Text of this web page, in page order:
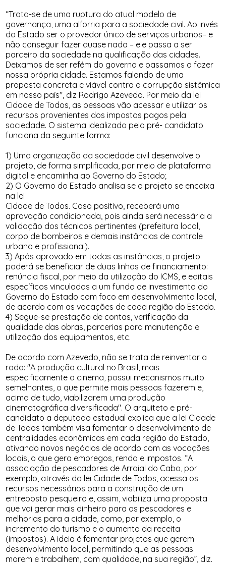
“Trata-se de uma ruptura do atual modelo de
governança, uma alforria para a sociedade civil. Ao invés
do Estado ser o provedor único de serviços urbanos– e
não conseguir fazer quase nada – ele passa a ser
parceiro da sociedade na qualificação das cidades.
Deixamos de ser refém do governo e passamos a fazer
nossa própria cidade. Estamos falando de uma
proposta concreta e viável contra a corrupção sistêmica
em nosso país", diz Rodrigo Azevedo. Por meio da lei
Cidade de Todos, as pessoas vão acessar e utilizar os
recursos provenientes dos impostos pagos pela
sociedade. O sistema idealizado pelo pré- candidato
funciona da seguinte forma:
1) Uma organização da sociedade civil desenvolve o
projeto, de forma simplificada, por meio de plataforma
digital e encaminha ao Governo do Estado;
2) O Governo do Estado analisa se o projeto se encaixa
na lei
Cidade de Todos. Caso positivo, receberá uma
aprovação condicionada, pois ainda será necessária a
validação dos técnicos pertinentes (prefeitura local,
corpo de bombeiros e demais instâncias de controle
urbano e profissional).
3) Após aprovado em todas as instâncias, o projeto
poderá se beneficiar de duas linhas de financiamento:
renúncia fiscal, por meio da utilização do ICMS, e editais
específicos vinculados a um fundo de investimento do
Governo do Estado com foco em desenvolvimento local,
de acordo com as vocações de cada região do Estado.
4) Segue-se prestação de contas, verificação da
qualidade das obras, parcerias para manutenção e
utilização dos equipamentos, etc.
De acordo com Azevedo, não se trata de reinventar a
roda: "A produção cultural no Brasil, mais
especificamente o cinema, possui mecanismos muito
semelhantes, o que permite mais pessoas fazerem e,
acima de tudo, viabilizarem uma produção
cinematográfica diversificada". O arquiteto e pré-
candidato a deputado estadual explica que a lei Cidade
de Todos também visa fomentar o desenvolvimento de
centralidades econômicas em cada região do Estado,
ativando novos negócios de acordo com as vocações
locais, o que gera empregos, renda e impostos. “A
associação de pescadores de Arraial do Cabo, por
exemplo, através da lei Cidade de Todos, acessa os
recursos necessários para a construção de um
entreposto pesqueiro e, assim, viabiliza uma proposta
que vai gerar mais dinheiro para os pescadores e
melhorias para a cidade, como, por exemplo, o
incremento do turismo e o aumento da receita
(impostos). A ideia é fomentar projetos que gerem
desenvolvimento local, permitindo que as pessoas
morem e trabalhem, com qualidade, na sua região”, diz.